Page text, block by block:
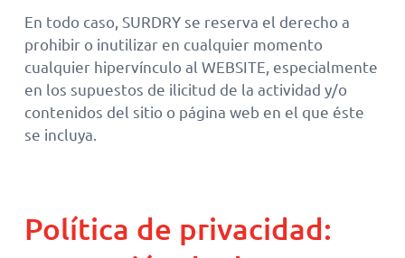
En todo caso, SURDRY se reserva el derecho a
prohibir o inutilizar en cualquier momento
cualquier hipervínculo al WEBSITE, especialmente
en los supuestos de ilicitud de la actividad y/o
contenidos del sitio o página web en el que éste
se incluya.
Política de privacidad: